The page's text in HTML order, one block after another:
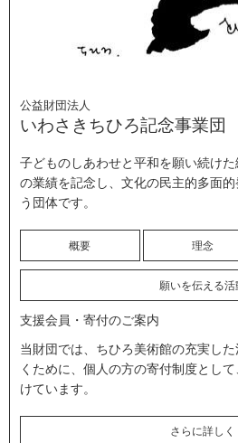
公益財団法人
いわさきちひろ記念事業団
子どものしあわせと平和を願い続け
の業績を記念し、文化の民主的多面
う団体です。
概要 理念
願いを伝える活
支援会員・寄付のご案内
当財団では、ちひろ美術館の充実し
くために、個人の方の寄付制度とし
けています。
さらに詳しく